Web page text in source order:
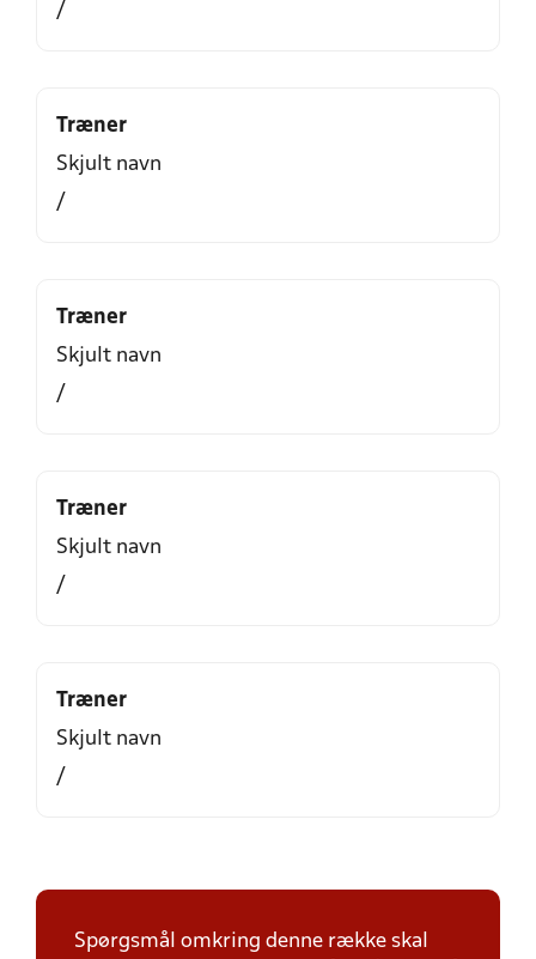
/
Træner
Skjult navn
/
Træner
Skjult navn
/
Træner
Skjult navn
/
Træner
Skjult navn
/
Spørgsmål omkring denne række skal